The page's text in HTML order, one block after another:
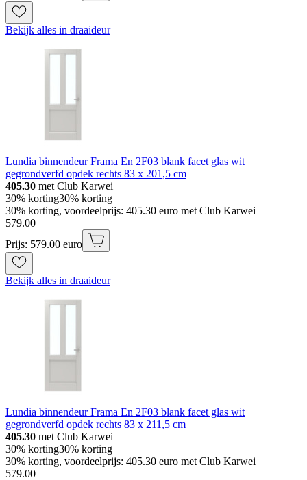
Bekijk alles in draaideur
Lundia binnendeur Frama En 2F03 blank facet glas wit
gegrondverfd opdek rechts 83 x 201,5 cm
405.30 met Club Karwei
30% korting30% korting
30% korting, voordeelprijs: 405.30 euro met Club Karwei
579.00
Prijs: 579.00 euro
Bekijk alles in draaideur
Lundia binnendeur Frama En 2F03 blank facet glas wit
gegrondverfd opdek rechts 83 x 211,5 cm
405.30 met Club Karwei
30% korting30% korting
30% korting, voordeelprijs: 405.30 euro met Club Karwei
579.00